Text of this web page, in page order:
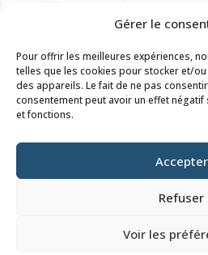
Gérer le
Pour offrir les meilleures expériences,
telles que les cookies pour stocker et/
des appareils. Le fait de ne pas
consentement peut avoir un effet
et fonctions.
Accepter
Refuser
Voir les

NOUS ÉCRIRE
smbcisse@orange.fr
Nous contacter

NOUS APPELER
02 54 46 25 78
Nous contacter
4 rue du Bailli – 41190